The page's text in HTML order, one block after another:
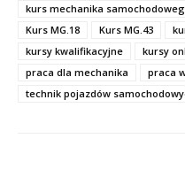
kurs mechanika
Kurs MG.18
Kurs MG.43
kursy kwalifikacyjne
kursy
praca dla mechanika
praca
technik pojazdów